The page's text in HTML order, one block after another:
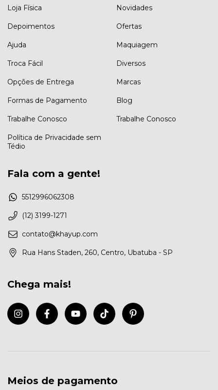
Loja Física
Depoimentos
Ajuda
Troca Fácil
Opções de Entrega
Formas de Pagamento
Trabalhe Conosco
Política de Privacidade sem
Tédio
Novidades
Ofertas
Maquiagem
Diversos
Marcas
Blog
Trabalhe Conosco
Fala com a gente!
5512996062308
(12) 3199-1271
contato@khayup.com
Rua Hans Staden, 260, Centro, Ubatuba - SP
Chega mais!
Meios de pagamento